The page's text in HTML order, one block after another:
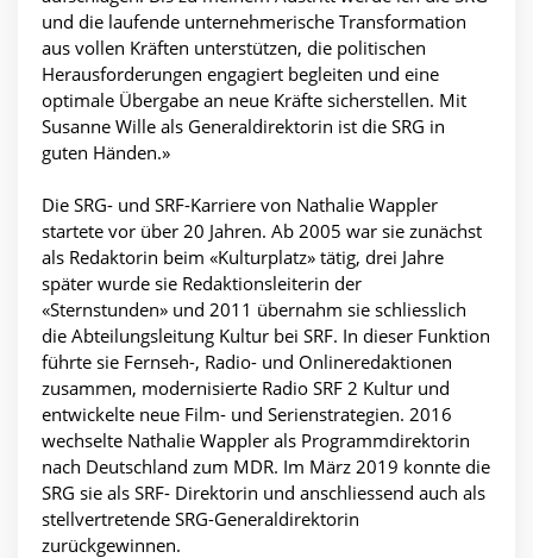
und die laufende unternehmerische Transformation
aus vollen Kräften unterstützen, die politischen
Herausforderungen engagiert begleiten und eine
optimale Übergabe an neue Kräfte sicherstellen. Mit
Susanne Wille als Generaldirektorin ist die SRG in
guten Händen.»
Die SRG- und SRF-Karriere von Nathalie Wappler
startete vor über 20 Jahren. Ab 2005 war sie zunächst
als Redaktorin beim «Kulturplatz» tätig, drei Jahre
später wurde sie Redaktionsleiterin der
«Sternstunden» und 2011 übernahm sie schliesslich
die Abteilungsleitung Kultur bei SRF. In dieser Funktion
führte sie Fernseh-, Radio- und Onlineredaktionen
zusammen, modernisierte Radio SRF 2 Kultur und
entwickelte neue Film- und Serienstrategien. 2016
wechselte Nathalie Wappler als Programmdirektorin
nach Deutschland zum MDR. Im März 2019 konnte die
SRG sie als SRF- Direktorin und anschliessend auch als
stellvertretende SRG-Generaldirektorin
zurückgewinnen.